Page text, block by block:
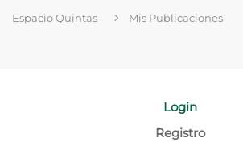
Espacio Quintas Mis Publicaciones
Login
Registro